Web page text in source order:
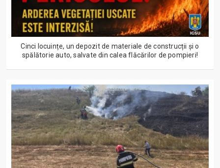
Cinci locuințe, un depozit de materiale de construcții și o
spălătorie auto, salvate din calea flăcărilor de pompieri!